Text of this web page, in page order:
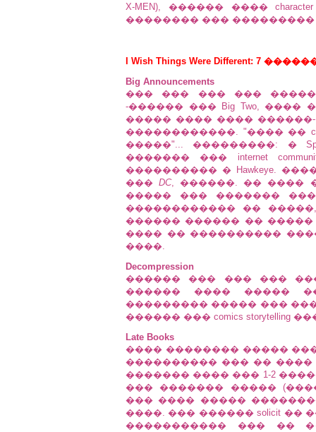
X-MEN), ������ ����
�������� ��� ���������
I Wish Things Were Different: 7
Big Announcements
��� ��� ��� ���
-������ ��� Big Two, ����
����� ���� ����
������������. "���� ��
�����"... ���������: �
������� ��� internet
���������� � Hawkeye.
���DC, ������. �� ����
����� ��� ������� ���
������������ ��
������ ������ �� �����
���� �� ����������
����.
Decompression
������ ��� ��� ��� ���
������ ���� �����
��������� ����� ���
������ ��� comics storytelling
Late Books
���� �������� �����
���������� ��� ��
������� ���� ��� 1-2
��� ������� �����
��� ���� �����
����. ��� ������ solicit ��
����������� ��� ��